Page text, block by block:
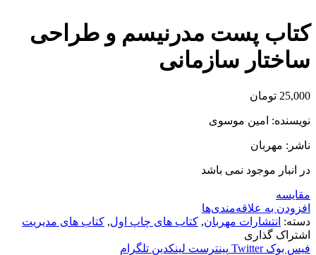
کتاب پست مدرنیسم و طراحی
ساختار سازمانی
25,000 تومان
نویسنده: امین موسوی
ناشر: مهربان
در انبار موجود نمی باشد
مقایسه
افزودن به علاقه‌مندی‌ها
دسته: انتشارات مهربان, کتاب های چاپ اول, کتاب های مدیریت
اشتراک گذاری
فیس بوک Twitter پینترست لینکدین تلگرام